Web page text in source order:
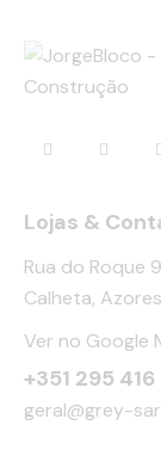
Lojas &
Rua do Roque
Calheta,
Ver no Google
+351 295
geral@grey-